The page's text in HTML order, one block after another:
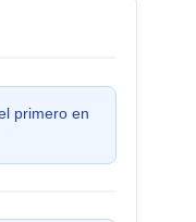
primero en